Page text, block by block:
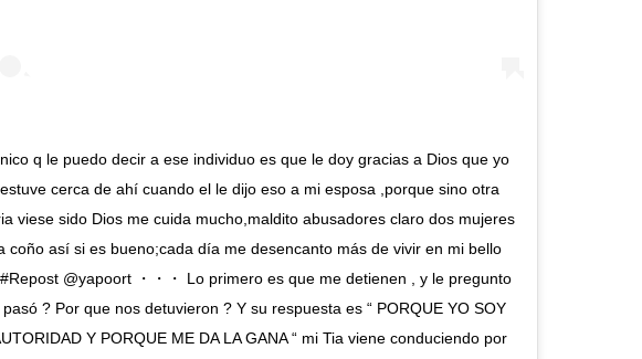
q le puedo decir a ese individuo es que le doy gracias a Dios que yo
cerca de ahí cuando el le dijo eso a mi esposa ,porque sino otra
viese sido Dios me cuida mucho,maldito abusadores claro dos mujeres
coño así si es bueno;cada día me desencanto más de vivir en mi bello
@yapoort ・・・ Lo primero es que me detienen , y le pregunto
? Por que nos detuvieron ? Y su respuesta es “ PORQUE YO SOY
Y PORQUE ME DA LA GANA “ mi Tia viene conduciendo por